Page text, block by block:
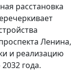
расстановка
Ленина,
и реализацию
года.